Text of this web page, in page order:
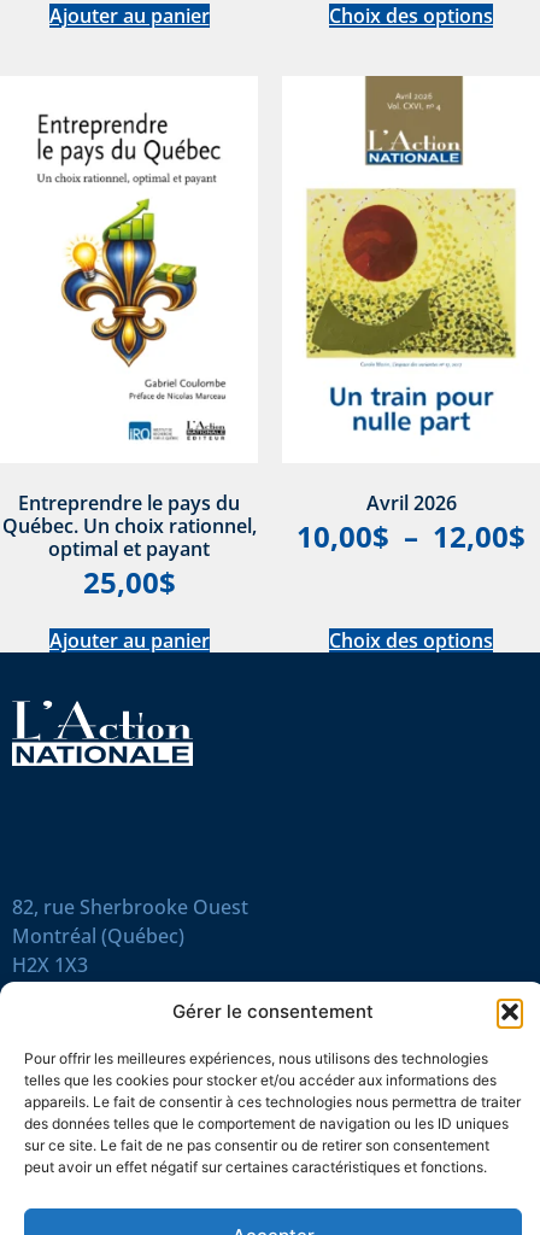
Gérer le consentement
Pour offrir les meilleures expériences, nous utilisons des technologies
telles que les cookies pour stocker et/ou accéder aux informations des
appareils. Le fait de consentir à ces technologies nous permettra de traiter
des données telles que le comportement de navigation ou les ID uniques
sur ce site. Le fait de ne pas consentir ou de retirer son consentement
peut avoir un effet négatif sur certaines caractéristiques et fonctions.
Ajouter au panier Choix des options
Entreprendre le pays du
Québec. Un choix rationnel,
optimal et payant
25,00$
Ajouter au panier
Avril 2026
10,00$ – 12,00$
Choix des options
82, rue Sherbrooke Ouest
Montréal (Québec)
H2X 1X3
1 866 845-8533
revue@action-nationale.qc.ca
À PROPOS
Qui sommes-nous?
La Ligue d’action nationale